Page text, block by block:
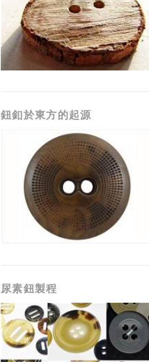
鈕釦於東方的起源
尿素鈕製程